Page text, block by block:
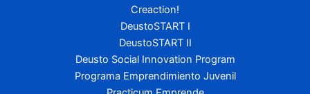
Creaction!
DeustoSTART I
DeustoSTART II
Deusto Social Innovation Program
Programa Emprendimiento Juvenil